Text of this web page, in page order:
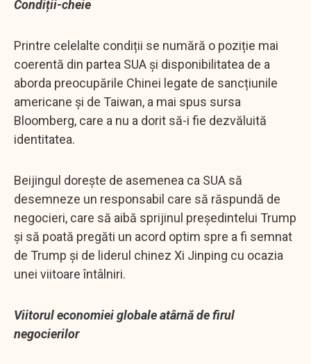
Condiții-cheie
Printre celelalte condiții se numără o poziție mai
coerentă din partea SUA și disponibilitatea de a
aborda preocupările Chinei legate de sancțiunile
americane și de Taiwan, a mai spus sursa
Bloomberg, care a nu a dorit să-i fie dezvăluită
identitatea.
Beijingul dorește de asemenea ca SUA să
desemneze un responsabil care să răspundă de
negocieri, care să aibă sprijinul președintelui Trump
și să poată pregăti un acord optim spre a fi semnat
de Trump și de liderul chinez Xi Jinping cu ocazia
unei viitoare întâlniri.
Viitorul economiei globale atârnă de firul
negocierilor